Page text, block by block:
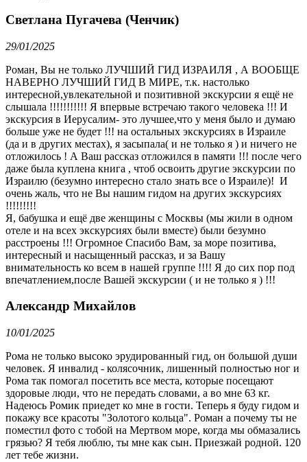
Светлана Пугачева (Ченчик)
29/01/2025
Роман, Вы не только ЛУЧШИЙ ГИД ИЗРАИЛЯ , А ВООБЩЕ
НАВЕРНО ЛУЧШИЙ ГИД В МИРЕ, т.к. настолько
интересной,увлекательной и позитивной экскурсии я ещё не
слышала !!!!!!!!!!! Я впервые встречаю такого человека !!! И
экскурсия в Иерусалим- это лучшее,что у меня было и думаю
больше уже не будет !!! на остальных экскурсиях в Израиле
(да и в других местах), я засыпала( и не только я ) и ничего не
отложилось ! А Ваш рассказ отложился в памяти !!! после чего
даже была куплена книга , чтоб освоить другие экскурсии по
Израилю (безумно интересно стало знать все о Израиле)! И
очень жаль, что не Вы нашим гидом на других экскурсиях
!!!!!!!!!
Я, бабушка и ещё две женщины с Москвы (мы жили в одном
отеле и на всех экскурсиях были вместе) были безумно
расстроены !!! Огромное Спасибо Вам, за море позитива,
интересный и насыщенный рассказ, и за Вашу
внимательность ко всем в нашей группе !!!! Я до сих пор под
впечатлением,после Вашей экскурсии ( и не только я ) !!!
Александр Михайлов
10/01/2025
Рома не только высоко эрудированный гид, он большой души
человек. Я инвалид - колясочник, лишенный полностью ног и
Рома так помогал посетить все места, которые посещают
здоровые люди, что не передать словами, а во мне 63 кг.
Надеюсь Ромик приедет ко мне в гости. Теперь я буду гидом и
покажу все красоты "Золотого кольца". Роман а почему ты не
поместил фото с тобой на Мертвом море, когда мы обмазались
грязью? Я тебя люблю, ты мне как сын. Приезжай родной. 120
лет тебе жизни.